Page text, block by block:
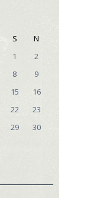
S
N
1
2
8
9
15
16
22
23
29
30